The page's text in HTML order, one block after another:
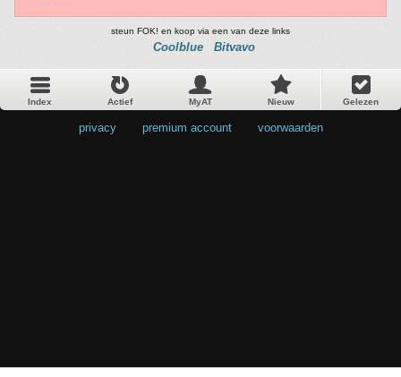
steun FOK! en koop via een van deze links
Coolblue Bitvavo
Index Actief MyAT Nieuw Gelezen
privacy premium account voorwaarden